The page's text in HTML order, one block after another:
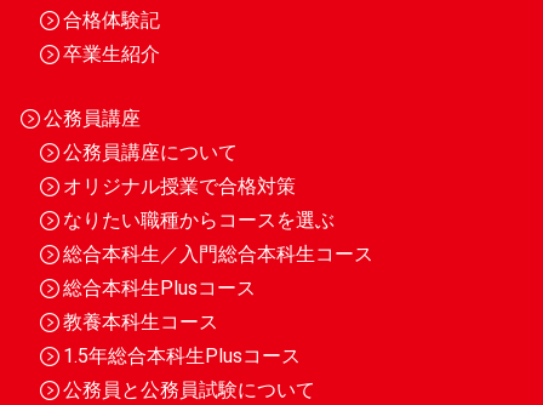
合格体験記
卒業生紹介
公務員講座
公務員講座について
オリジナル授業で合格対策
なりたい職種からコースを選ぶ
総合本科生／入門総合本科生コース
総合本科生Plusコース
教養本科生コース
1.5年総合本科生Plusコース
公務員と公務員試験について